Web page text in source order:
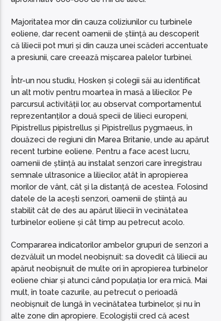
Majoritatea mor din cauza coliziunilor cu turbinele
eoliene, dar recent oamenii de știință au descoperit
că liliecii pot muri și din cauza unei scăderi accentuate
a presiunii, care creează mișcarea palelor turbinei.
Într-un nou studiu, Hosken și colegii săi au identificat
un alt motiv pentru moartea în masă a liliecilor. Pe
parcursul activității lor, au observat comportamentul
reprezentanților a două specii de lilieci europeni,
Pipistrellus pipistrellus și Pipistrellus pygmaeus, în
douăzeci de regiuni din Marea Britanie, unde au apărut
recent turbine eoliene. Pentru a face acest lucru,
oamenii de știință au instalat senzori care înregistrau
semnale ultrasonice a liliecilor, atât în ​​apropierea
morilor de vânt, cât și la distanță de acestea. Folosind
datele de la acești senzori, oamenii de știință au
stabilit cât de des au apărut liliecii în vecinătatea
turbinelor eoliene și cât timp au petrecut acolo.
Compararea indicatorilor ambelor grupuri de senzori a
dezvăluit un model neobișnuit: sa dovedit că liliecii au
apărut neobișnuit de multe ori în apropierea turbinelor
eoliene chiar și atunci când populația lor era mică. Mai
mult, în toate cazurile, au petrecut o perioadă
neobișnuit de lungă în vecinătatea turbinelor, și nu în
alte zone din apropiere. Ecologiștii cred că acest